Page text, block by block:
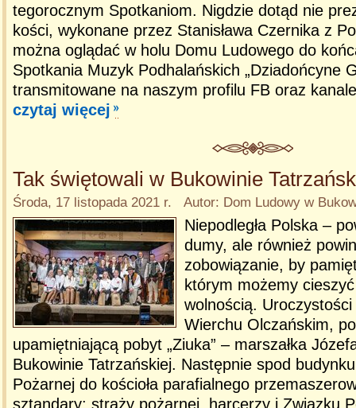
tegorocznym Spotkaniom. Nigdzie dotąd nie
kości, wykonane przez Stanisława Czernika z
można oglądać w holu Domu Ludowego do
Spotkania Muzyk Podhalańskich „Dziadońcyne
transmitowane na naszym profilu FB oraz
czytaj więcej
Tak świętowali w Bukowinie
Środa, 17 listopada 2021 r. Autor: Dom Ludowy w
Niepodległa Polska –
dumy, ale również
zobowiązanie, by
którym możemy
wolnością. Uroczystości
Wierchu Olczańskim,
upamiętniającą pobyt „Ziuka” – marszałka
Bukowinie Tatrzańskiej. Następnie spod
Pożarnej do kościoła parafialnego
sztandary: straży pożarnej, harcerzy i Związku